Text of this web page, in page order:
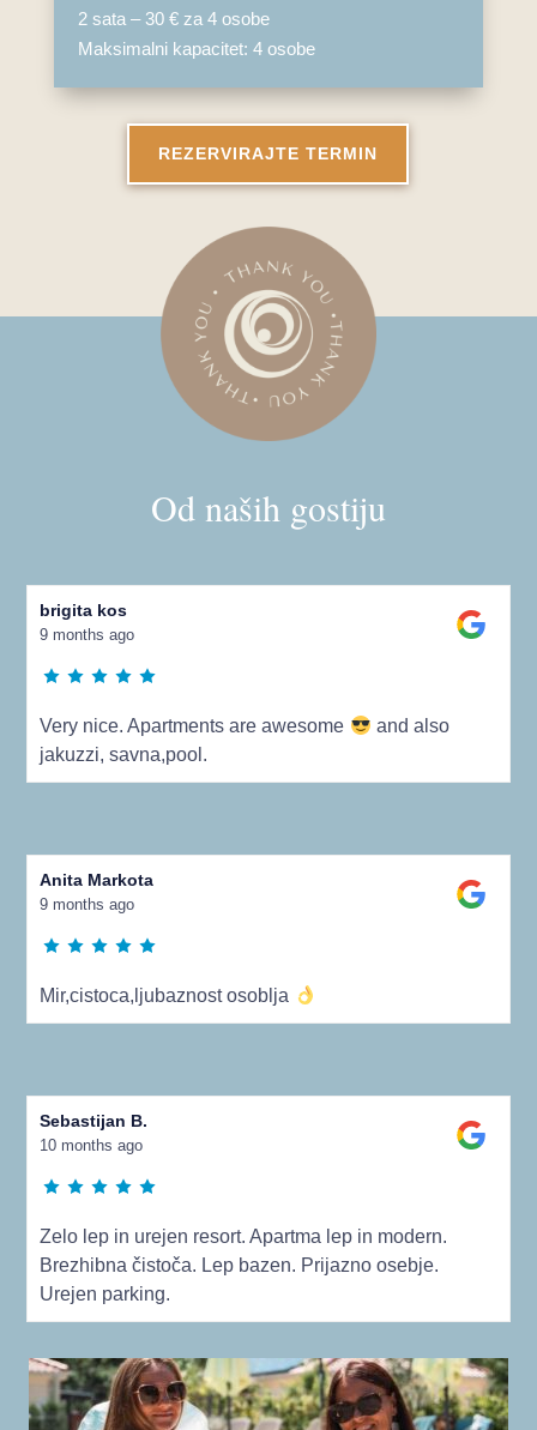
2 sata – 30 € za 4 osobe
Maksimalni kapacitet: 4 osobe
REZERVIRAJTE TERMIN
Od naših gostiju
brigita kos
9 months ago
Very nice. Apartments are awesome
and also
jakuzzi, savna,pool.
Anita Markota
9 months ago
Mir,cistoca,ljubaznost osoblja
Sebastijan B.
10 months ago
Zelo lep in urejen resort. Apartma lep in modern.
Brezhibna čistoča. Lep bazen. Prijazno osebje.
Urejen parking.